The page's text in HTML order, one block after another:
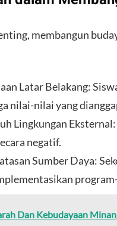
membangun
Latar Belakang:
nilai-nilai yang
Lingkungan
negatif.
Sumber Daya:
Dan Kebudayaan